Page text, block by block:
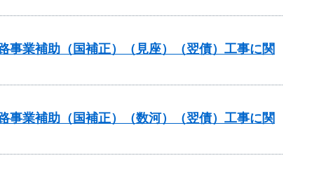
業補助（国補正）（見座）（翌債）工事に関
業補助（国補正）（数河）（翌債）工事に関